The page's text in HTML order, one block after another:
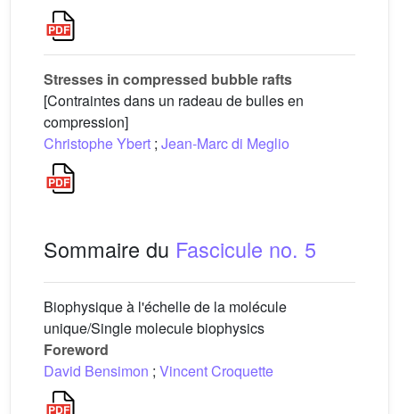
Stresses in compressed bubble rafts
[Contraintes dans un radeau de bulles en
compression]
Christophe Ybert ; Jean-Marc di Meglio
Sommaire du Fascicule no. 5
Biophysique à l'échelle de la molécule
unique/Single molecule biophysics
Foreword
David Bensimon ; Vincent Croquette